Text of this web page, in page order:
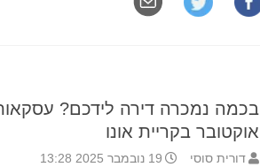
בכמה נמכרה דירה לידכם?
אוקטובר בקריית אונו
דורית סוסי 19 נובמבר 2025 13:28